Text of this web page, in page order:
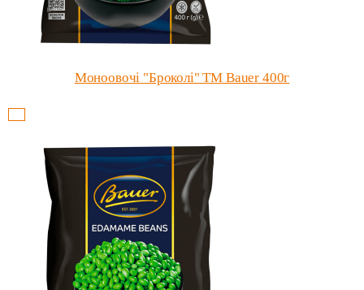
Моноовочі "Броколі" ТМ Bauer 400г